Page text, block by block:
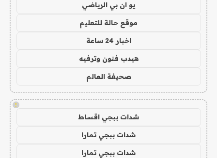
يو ان بي الرياضي
موقع حالة للتعليم
اخبار 24 ساعة
هيدب فنون وترفيه
صحيفة العالم
!
شدات ببجي اقساط
شدات ببجي تمارا
شدات ببجي تمارا